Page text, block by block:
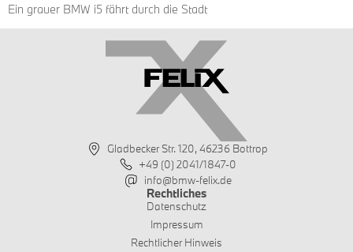
Ein grauer BMW i5 fährt durch die Stadt
Gladbecker Str. 120, 46236 Bottrop
+49 (0) 2041/1847-0
info@bmw-felix.de
Rechtliches
Datenschutz
Impressum
Rechtlicher Hinweis